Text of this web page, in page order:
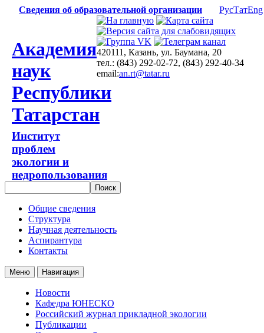
Сведения об образовательной организации РусТатEng
Академия
наук
Республики
Татарстан
Институт
проблем
экологии и
недропользования
420111, Казань, ул. Баумана, 20
тел.: (843) 292-02-72, (843) 292-40-34
email:an.rt@tatar.ru
Общие сведения
Структура
Научная деятельность
Аспирантура
Контакты
Меню Навигация
Новости
Кафедра ЮНЕСКО
Российский журнал прикладной экологии
Публикации